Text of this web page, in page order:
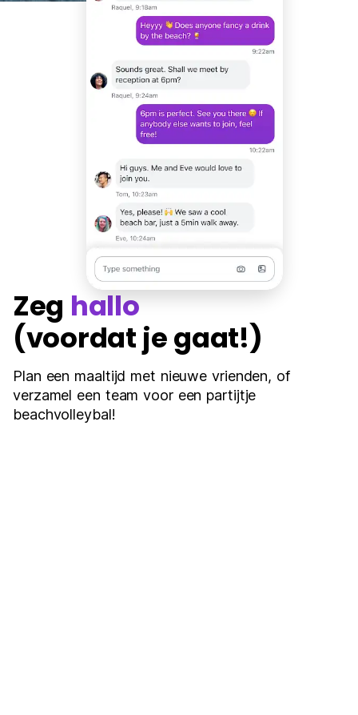
Zeg hallo
(voordat je gaat!)
Plan een maaltijd met nieuwe vrienden, of
verzamel een team voor een partijtje
beachvolleybal!